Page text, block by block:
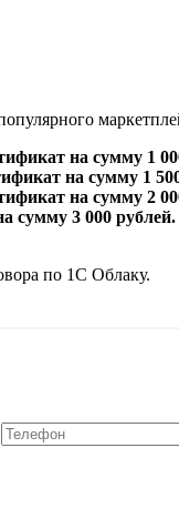
на сумму 1
на сумму 1
на сумму 2
сумму 3 000 рублей.
по 1С Облаку.